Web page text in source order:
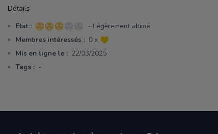
Détails
Etat : 3 sur 5 étoiles
- Légèrement abimé
Membres intéressés : 0 x
Mis en ligne le : 22/03/2025
Tags : -